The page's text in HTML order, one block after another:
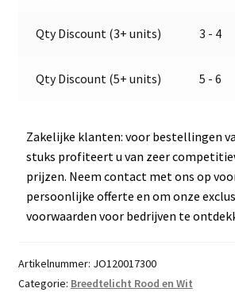
Jokon
E2-
Qty Discount (3+ units) 3 - 4
Qty Discount (5+ units) 5 - 6
Zakelijke klanten: voor bestellingen
stuks profiteert u van zeer
prijzen. Neem contact met ons op
persoonlijke offerte en om onze
voorwaarden voor bedrijven te
Artikelnummer: JO120017300
Categorie: Breedtelicht Rood en Wit